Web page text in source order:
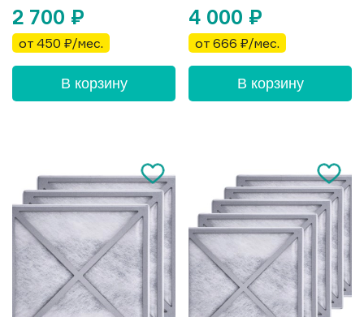
2 700 ₽
от 450 ₽/мес.
В корзину
4 000 ₽
от 666 ₽/мес.
В корзину